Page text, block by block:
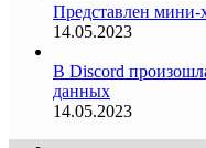
Представлен мини-
14.05.2023
В Discord
данных
14.05.2023